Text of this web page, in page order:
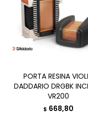
PORTA RESINA
DADDARIO DRGBK
VR200
$ 668,80